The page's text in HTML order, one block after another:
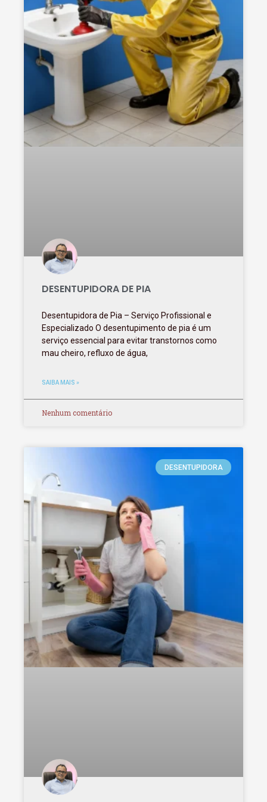
DESENTUPIDORA DE PIA
Desentupidora de Pia – Serviço Profissional e
Especializado O desentupimento de pia é um
serviço essencial para evitar transtornos como
mau cheiro, refluxo de água,
SAIBA MAIS »
Nenhum comentário
DESENTUPIDORA